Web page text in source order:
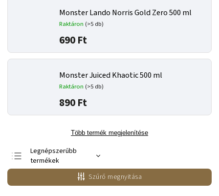
Monster Lando Norris Gold Zero 500 ml
Raktáron (>5 db)
690 Ft
Monster Juiced Khaotic 500 ml
Raktáron (>5 db)
890 Ft
Több termék megjelenítése
Legnépszerűbb
termékek
Legolcsóbb elöl
Legdrágább
Szűrő megnyitása